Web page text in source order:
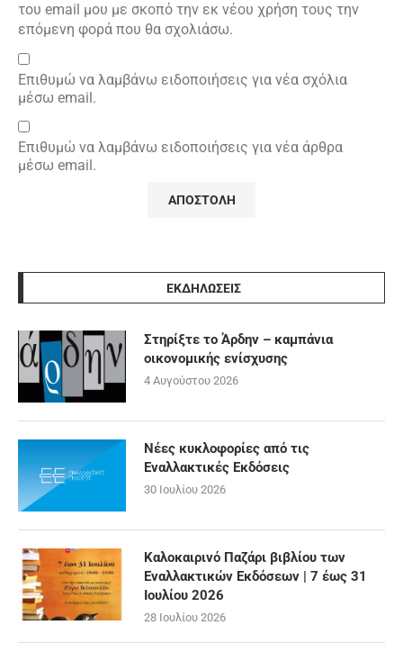
του email μου με σκοπό την εκ νέου χρήση τους την
επόμενη φορά που θα σχολιάσω.
Επιθυμώ να λαμβάνω ειδοποιήσεις για νέα σχόλια
μέσω email.
Επιθυμώ να λαμβάνω ειδοποιήσεις για νέα άρθρα
μέσω email.
ΕΚΔΗΛΩΣΕΙΣ
Στηρίξτε το Άρδην – καμπάνια
οικονομικής ενίσχυσης
4 Αυγούστου 2026
Νέες κυκλοφορίες από τις
Εναλλακτικές Εκδόσεις
30 Ιουλίου 2026
Καλοκαιρινό Παζάρι βιβλίου των
Εναλλακτικών Εκδόσεων | 7 έως 31
Ιουλίου 2026
28 Ιουλίου 2026